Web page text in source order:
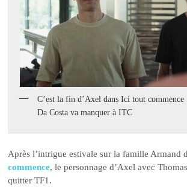
C’est la fin d’Axel dans Ici tout
Da Costa va manquer à ITC
Après l’intrigue estivale sur la famille Armand
commence, le personnage d’Axel avec
quitter TF1.